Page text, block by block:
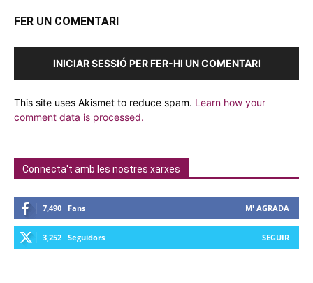
FER UN COMENTARI
INICIAR SESSIÓ PER FER-HI UN COMENTARI
This site uses Akismet to reduce spam. Learn how your
comment data is processed.
Connecta't amb les nostres xarxes
7,490 Fans M' AGRADA
3,252 Seguidors SEGUIR